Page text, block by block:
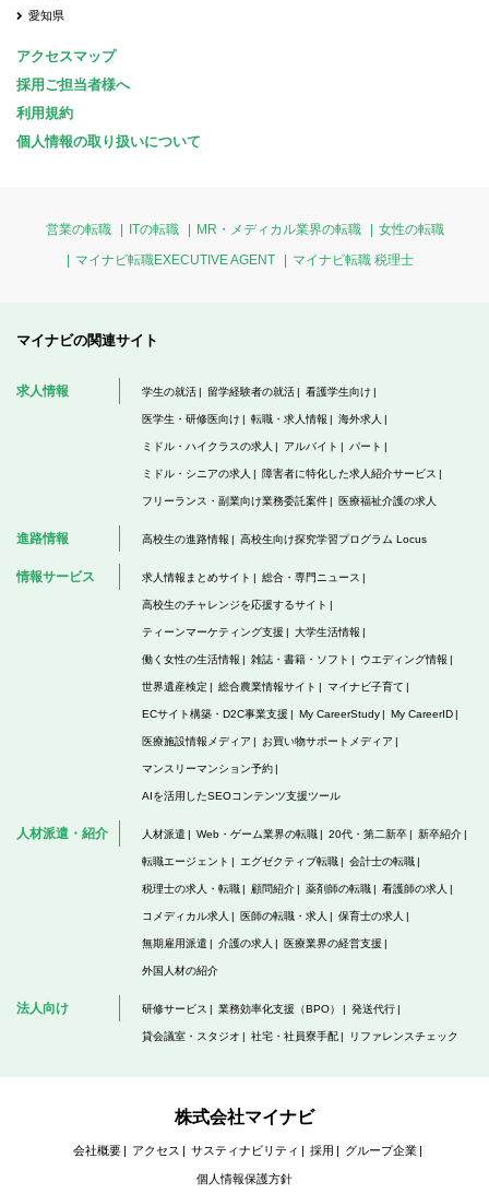
愛知県
アクセスマップ
採用ご担当者様へ
利用規約
個人情報の取り扱いについて
営業の転職 ITの転職 MR・メディカル業界の転職
女性の転職
マイナビ転職EXECUTIVE AGENT
マイナビ転職 税理士
マイナビの関連サイト
求人情報 学生の就活 留学経験者の就活 看護学生向け
医学生・研修医向け 転職・求人情報 海外求人
ミドル・ハイクラスの求人 アルバイト パート
ミドル・シニアの求人 障害者に特化した求人紹介サービス
フリーランス・副業向け業務委託案件 医療福祉介護の求人
進路情報 高校生の進路情報 高校生向け探究学習プログラム Locus
情報サービス 求人情報まとめサイト 総合・専門ニュース
高校生のチャレンジを応援するサイト
ティーンマーケティング支援 大学生活情報
働く女性の生活情報 雑誌・書籍・ソフト ウエディング情報
世界遺産検定 総合農業情報サイト マイナビ子育て
ECサイト構築・D2C事業支援 My CareerStudy My CareerID
医療施設情報メディア お買い物サポートメディア
マンスリーマンション予約
AIを活用したSEOコンテンツ支援ツール
人材派遣・紹介 人材派遣 Web・ゲーム業界の転職 20代・第二新卒 新卒紹介
転職エージェント エグゼクティブ転職 会計士の転職
税理士の求人・転職 顧問紹介 薬剤師の転職 看護師の求人
コメディカル求人 医師の転職・求人 保育士の求人
無期雇用派遣 介護の求人 医療業界の経営支援
外国人材の紹介
法人向け 研修サービス 業務効率化支援（BPO） 発送代行
貸会議室・スタジオ 社宅・社員寮手配 リファレンスチェック
株式会社マイナビ
会社概要 アクセス サスティナビリティ 採用 グループ企業
個人情報保護方針